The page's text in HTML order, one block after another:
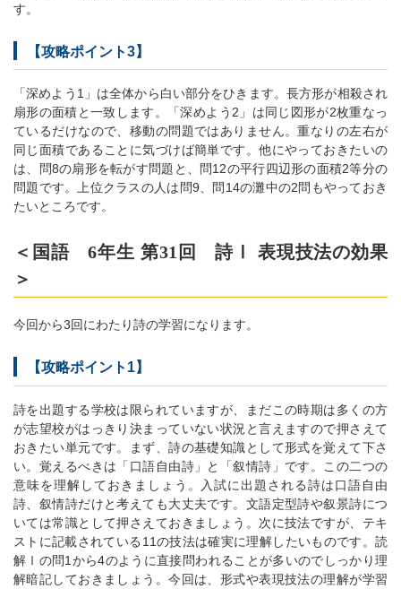
す。
【攻略ポイント3】
「深めよう1」は全体から白い部分をひきます。長方形が相殺され
扇形の面積と一致します。「深めよう2」は同じ図形が2枚重なっ
ているだけなので、移動の問題ではありません。重なりの左右が
同じ面積であることに気づけば簡単です。他にやっておきたいの
は、問8の扇形を転がす問題と、問12の平行四辺形の面積2等分の
問題です。上位クラスの人は問9、問14の灘中の2問もやっておき
たいところです。
＜国語 6年生 第31回 詩Ⅰ 表現技法の効果
＞
今回から3回にわたり詩の学習になります。
【攻略ポイント1】
詩を出題する学校は限られていますが、まだこの時期は多くの方
が志望校がはっきり決まっていない状況と言えますので押さえて
おきたい単元です。まず、詩の基礎知識として形式を覚えて下さ
い。覚えるべきは「口語自由詩」と「叙情詩」です。この二つの
意味を理解しておきましょう。入試に出題される詩は口語自由
詩、叙情詩だけと考えても大丈夫です。文語定型詩や叙景詩につ
いては常識として押さえておきましょう。次に技法ですが、テキ
ストに記載されている11の技法は確実に理解したいものです。読
解Ⅰの問1から4のように直接問われることが多いのでしっかり理
解暗記しておきましょう。今回は、形式や表現技法の理解が学習